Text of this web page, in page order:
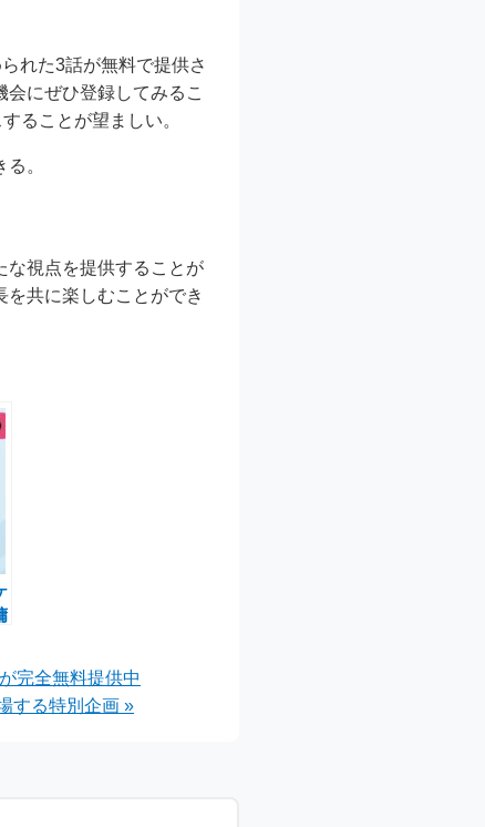
れた3話が無料で提供さ
にぜひ登録してみるこ
ることが望ましい。
。
な視点を提供することが
共に楽しむことができ
完全無料提供中
する特別企画 »